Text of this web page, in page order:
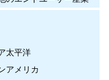
太平洋
アメリカ